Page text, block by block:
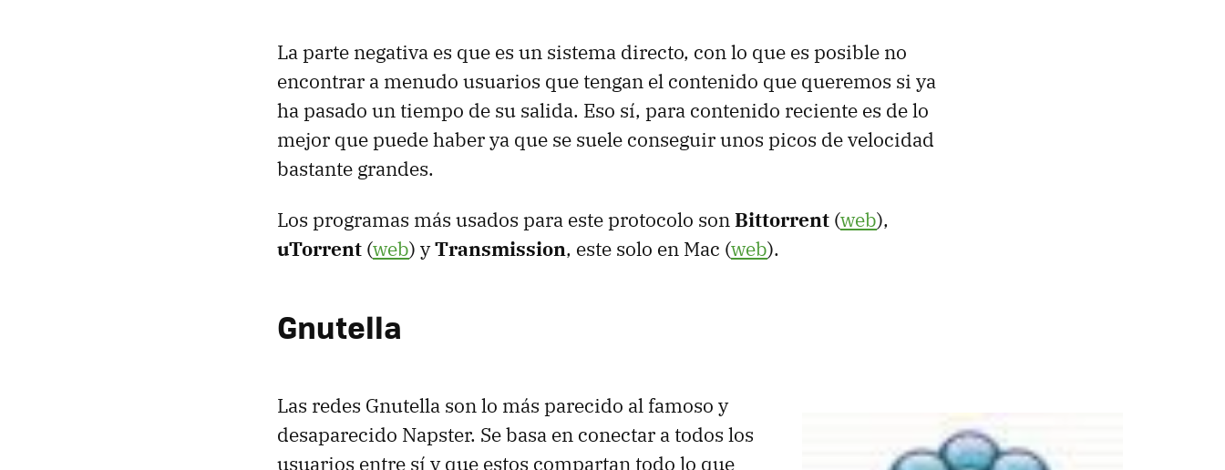
La parte negativa es que es un sistema directo, con lo que es posible no
encontrar a menudo usuarios que tengan el contenido que queremos si ya
ha pasado un tiempo de su salida. Eso sí, para contenido reciente es de lo
mejor que puede haber ya que se suele conseguir unos picos de velocidad
bastante grandes.
Los programas más usados para este protocolo sonBittorrent (web),
uTorrent (web) yTransmission, este solo en Mac (web).
Gnutella
Las redes Gnutella son lo más parecido al famoso y
desaparecido Napster. Se basa en conectar a todos los
usuarios entre sí y que estos compartan todo lo que